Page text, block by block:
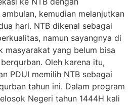
kemudian melanjutkan
hari. NTB dikenal sebagai
namun sayangnya di
masyarakat yang belum bisa
Oleh karena itu,
PDUI memilih NTB sebagai
tahun ini. Dalam program
Negeri tahun 1444H kali